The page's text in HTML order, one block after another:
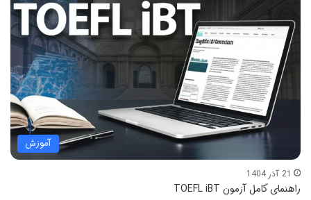
آموزش
21 آذر 1404
راهنمای کامل آزمون TOEFL iBT